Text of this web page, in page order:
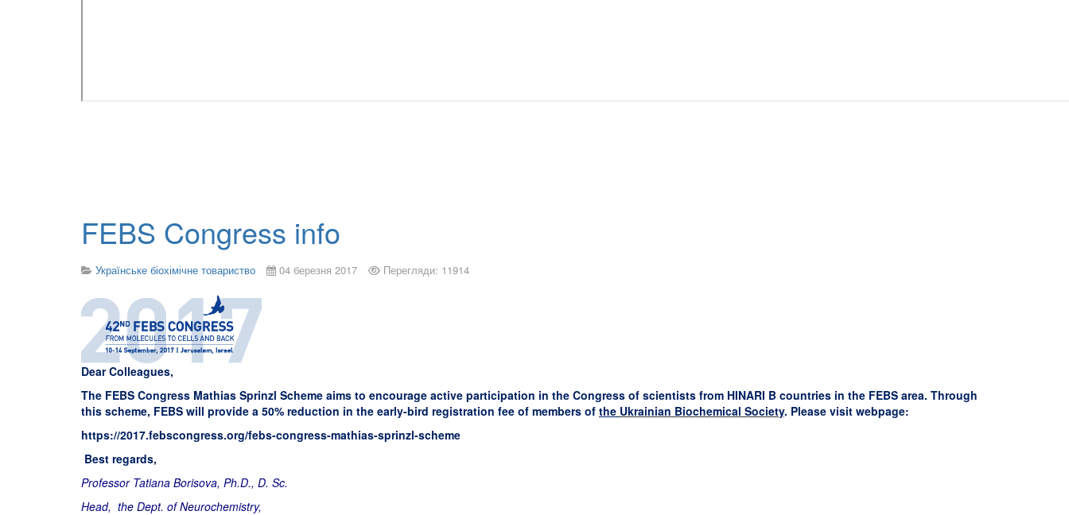
FEBS Congress info
Українське біохімічне товариство 04 березня 2017 Перегляди: 11914
Dear Colleagues,
The FEBS Congress Mathias Sprinzl Scheme aims to encourage active participation in the Congress of scientists from HINARI B countries in the FEBS area. Through
this scheme, FEBS will provide a 50% reduction in the early-bird registration fee of members of the Ukrainian Biochemical Society. Please visit webpage:
https://2017.febscongress.org/febs-congress-mathias-sprinzl-scheme
Best regards,
Professor Tatiana Borisova, Ph.D., D. Sc.
Head, the Dept. of Neurochemistry,